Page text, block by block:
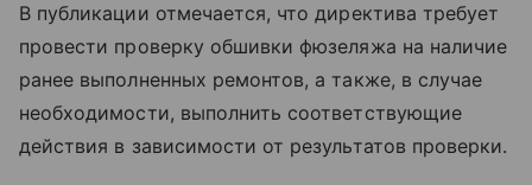
В публикации отмечается, что директива требует
провести проверку обшивки фюзеляжа на наличие
ранее выполненных ремонтов, а также, в случае
необходимости, выполнить соответствующие
действия в зависимости от результатов проверки.